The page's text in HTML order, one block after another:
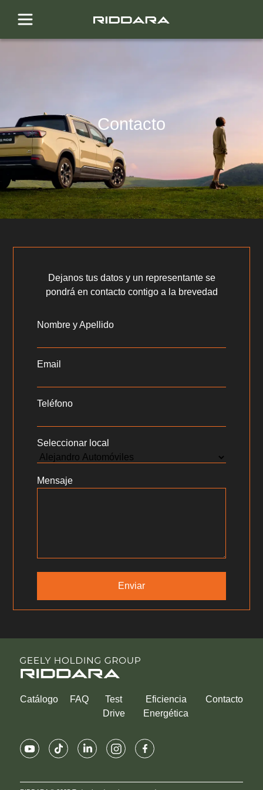
Contacto
Dejanos tus datos y un representante se
pondrá en contacto contigo a la brevedad
Nombre y Apellido
Email
Teléfono
Seleccionar local
Mensaje
Catálogo FAQ
Test
Drive
Eficiencia
Energética
Contacto